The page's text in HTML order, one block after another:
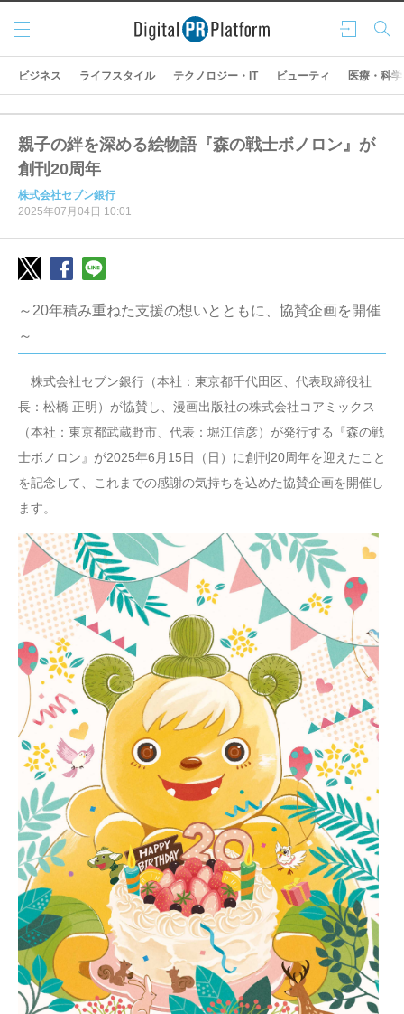
ログ
イン
検索
メニ
ュー
ビジネス ライフスタイル テクノロジー・IT ビューティ 医療・科学
親子の絆を深める絵物語『森の戦士ボノロン』が
創刊20周年
株式会社セブン銀行
2025年07月04日 10:01
～20年積み重ねた支援の想いとともに、協賛企画を開催
～
株式会社セブン銀行（本社：東京都千代田区、代表取締役社
長：松橋 正明）が協賛し、漫画出版社の株式会社コアミックス
（本社：東京都武蔵野市、代表：堀江信彦）が発行する『森の戦
士ボノロン』が2025年6月15日（日）に創刊20周年を迎えたこと
を記念して、これまでの感謝の気持ちを込めた協賛企画を開催し
ます。